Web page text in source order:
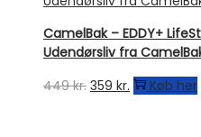
CamelBak – EDDY+
Udendørsliv fra
449kr. Den
359 kr. DenKøb her